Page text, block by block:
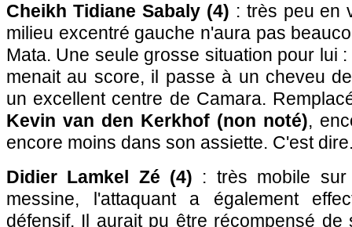
Cheikh Tidiane Sabaly (4) : très peu en
milieu excentré gauche n'aura pas
Mata. Une seule grosse situation pour lui
menait au score, il passe à un cheveu
un excellent centre de Camara.
Kevin van den Kerkhof (non noté),
encore moins dans son assiette. C'est
Didier Lamkel Zé (4) : très mobile
messine, l'attaquant a également
défensif. Il aurait pu être récompensé de